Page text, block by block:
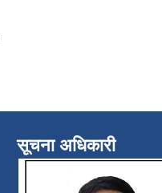
सूचना अधिकारी